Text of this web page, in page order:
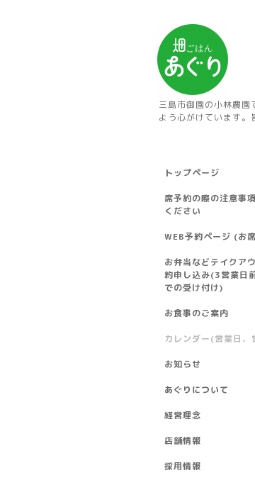
三島市御園の小林農
よう心がけています。
トップページ
席予約の際の注意事
ください
WEB予約ページ (お
お弁当などテイクア
約申し込み(3営業日
での受け付け)
お食事のご案内
カレンダー(営業日、
お知らせ
あぐりについて
経営理念
店舗情報
採用情報